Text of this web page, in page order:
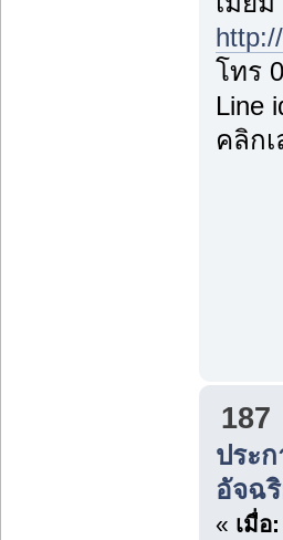
โทร
Line
คลิก
187
ประ
อัจฉ
« เมื่อ: